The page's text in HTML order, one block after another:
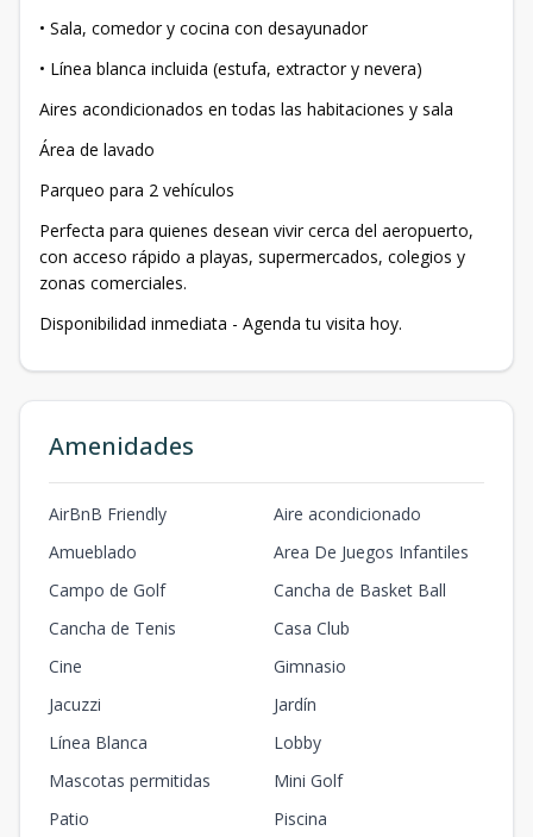
• Sala, comedor y cocina con desayunador
• Línea blanca incluida (estufa, extractor y nevera)
Aires acondicionados en todas las habitaciones y sala
Área de lavado
Parqueo para 2 vehículos
Perfecta para quienes desean vivir cerca del aeropuerto,
con acceso rápido a playas, supermercados, colegios y
zonas comerciales.
Disponibilidad inmediata - Agenda tu visita hoy.
Amenidades
AirBnB Friendly
Aire acondicionado
Amueblado
Area De Juegos Infantiles
Campo de Golf
Cancha de Basket Ball
Cancha de Tenis
Casa Club
Cine
Gimnasio
Jacuzzi
Jardín
Línea Blanca
Lobby
Mascotas permitidas
Mini Golf
Patio
Piscina